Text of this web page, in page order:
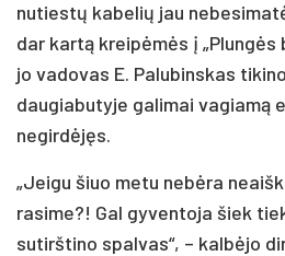
nutiestų kabelių jau
dar kartą kreipėmės į „Plungės
jo vadovas E. Palubinskas
daugiabutyje galimai vagiamą
negirdėjęs.
„Jeigu šiuo metu nebėra
rasime?! Gal gyventoja šiek
sutirštino spalvas“, – kalbėjo